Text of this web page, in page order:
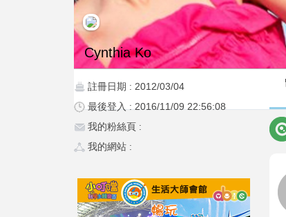
Cynthia Ko
註冊日期 : 2012/03/04
最後登入 : 2016/11/09 22:56:08
我的粉絲頁 :
我的網站 :